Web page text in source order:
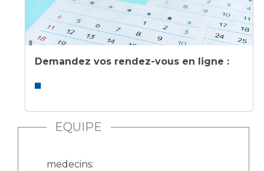
Demandez vos rendez-vous en ligne :
EQUIPE
medecins: